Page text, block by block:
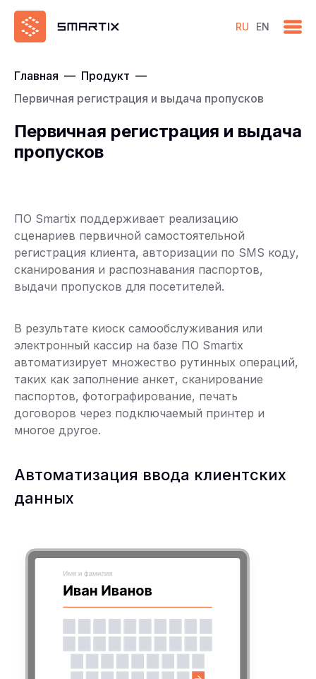
RU EN
Главная — Продукт —
Первичная регистрация и выдача пропусков
Первичная регистрация и выдача
пропусков
ПО Smartix поддерживает реализацию
сценариев первичной самостоятельной
регистрация клиента, авторизации по SMS коду,
сканирования и распознавания паспортов,
выдачи пропусков для посетителей.
В результате киоск самообслуживания или
электронный кассир на базе ПО Smartix
автоматизирует множество рутинных операций,
таких как заполнение анкет, сканирование
паспортов, фотографирование, печать
договоров через подключаемый принтер и
многое другое.
Автоматизация ввода клиентских
данных